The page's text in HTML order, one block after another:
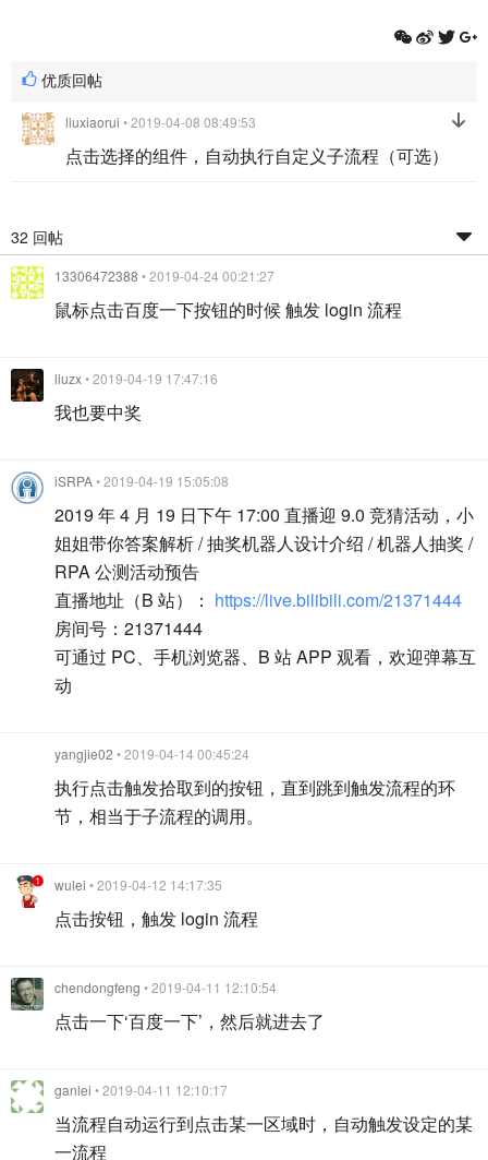
优质回帖
liuxiaorui • 2019-04-08 08:49:53
点击选择的组件，自动执行自定义子流程（可选）
32 回帖
13306472388 • 2019-04-24 00:21:27
鼠标点击百度一下按钮的时候 触发 login 流程
liuzx• 2019-04-19 17:47:16
我也要中奖
iSRPA• 2019-04-19 15:05:08
2019 年 4 月 19 日下午 17:00 直播迎 9.0 竞猜活动，小
姐姐带你答案解析 / 抽奖机器人设计介绍 / 机器人抽奖 /
RPA 公测活动预告
直播地址（B 站）： https://live.bilibili.com/21371444
房间号：21371444
可通过 PC、手机浏览器、B 站 APP 观看，欢迎弹幕互
动
yangjie02 • 2019-04-14 00:45:24
执行点击触发拾取到的按钮，直到跳到触发流程的环
节，相当于子流程的调用。
wulei • 2019-04-12 14:17:35
点击按钮，触发 login 流程
chendongfeng • 2019-04-11 12:10:54
点击一下‘百度一下’，然后就进去了
ganlei • 2019-04-11 12:10:17
当流程自动运行到点击某一区域时，自动触发设定的某
一流程